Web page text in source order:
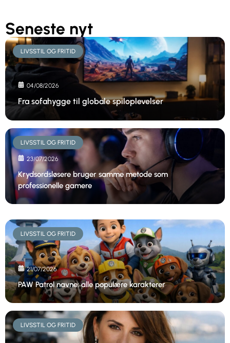
Seneste nyt
LIVSSTIL OG FRITID
04/08/2026
Fra sofahygge til globale spiloplevelser
LIVSSTIL OG FRITID
23/07/2026
Krydsordsløsere bruger samme metode som
professionelle gamere
LIVSSTIL OG FRITID
21/07/2026
PAW Patrol navne: alle populære karakterer
LIVSSTIL OG FRITID